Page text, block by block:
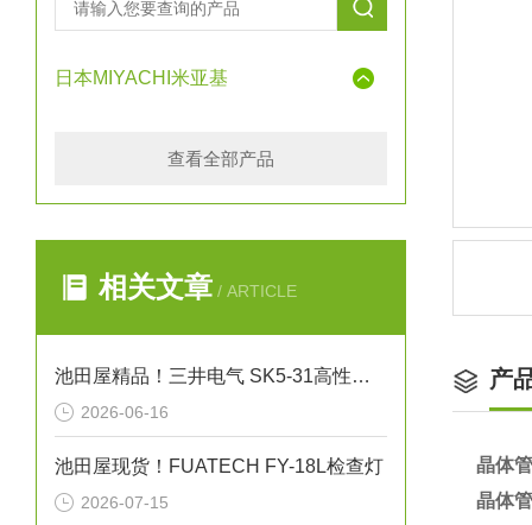
日本MIYACHI米亚基
查看全部产品
相关文章 / ARTICLE
池田屋精品！三井电气 SK5-31高性能单据打印机 参数介绍
2026-06-16
池田屋现货！FUATECH FY-18L检查灯
2026-07-15
产
晶体
晶体